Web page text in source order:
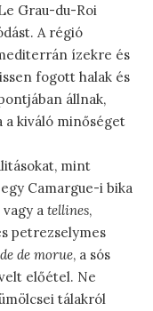
Grau-du-Roi
A régió
ízekre és
fogott halak és
állnak,
a kiváló minőséget
mint
Camargue-i bika
a tellines,
petrezselymes
de morue, a sós
előétel. Ne
tálakról